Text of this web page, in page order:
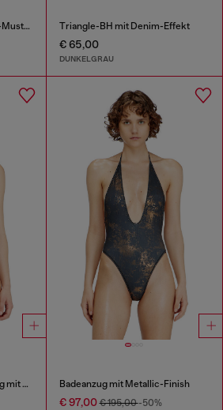
Badeanzug mit Hahnentritt-Muster Triangle-BH mit Denim-Effekt
€ 65,00
DUNKELGRAU
Gerippter Tanga-Badeanzug mit Camouflage-Print Badeanzug mit Metallic-Finish
€ 97,00€ 195,00-50%